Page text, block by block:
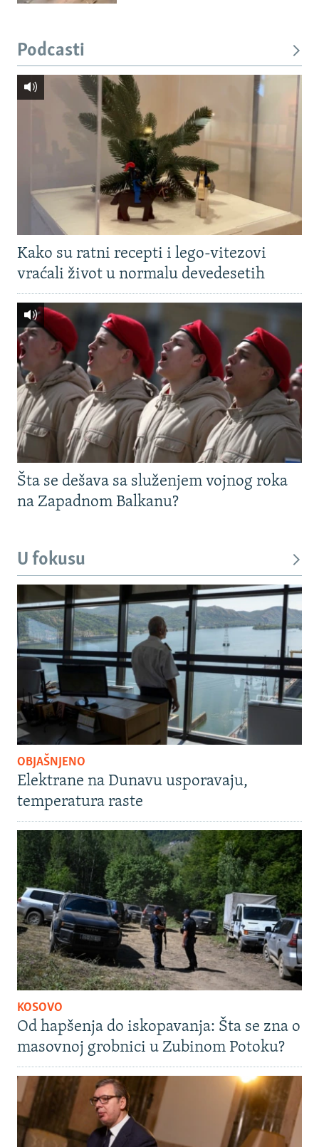
Podcasti
Kako su ratni recepti i lego-vitezovi
vraćali život u normalu devedesetih
Šta se dešava sa služenjem vojnog roka
na Zapadnom Balkanu?
U fokusu
OBJAŠNJENO
Elektrane na Dunavu usporavaju,
temperatura raste
KOSOVO
Od hapšenja do iskopavanja: Šta se zna o
masovnoj grobnici u Zubinom Potoku?